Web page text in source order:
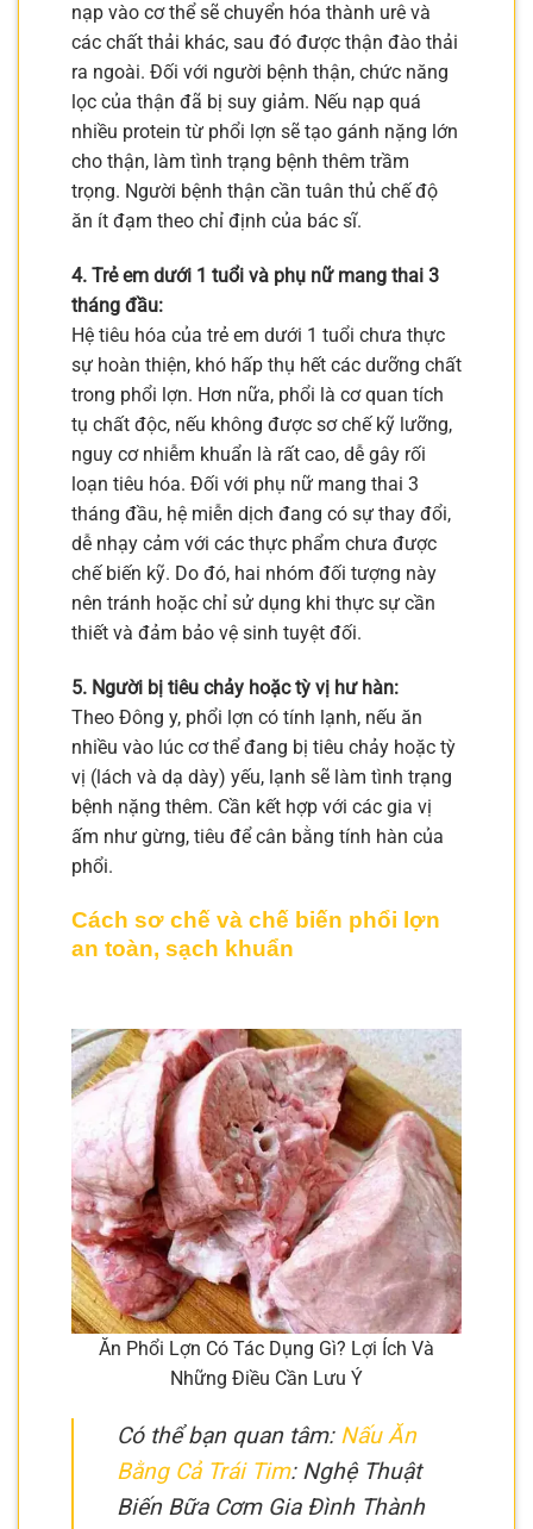
nạp vào cơ thể sẽ chuyển hóa thành urê và
các chất thải khác, sau đó được thận đào thải
ra ngoài. Đối với người bệnh thận, chức năng
lọc của thận đã bị suy giảm. Nếu nạp quá
nhiều protein từ phổi lợn sẽ tạo gánh nặng lớn
cho thận, làm tình trạng bệnh thêm trầm
trọng. Người bệnh thận cần tuân thủ chế độ
ăn ít đạm theo chỉ định của bác sĩ.
4. Trẻ em dưới 1 tuổi và phụ nữ mang thai 3
tháng đầu:
Hệ tiêu hóa của trẻ em dưới 1 tuổi chưa thực
sự hoàn thiện, khó hấp thụ hết các dưỡng chất
trong phổi lợn. Hơn nữa, phổi là cơ quan tích
tụ chất độc, nếu không được sơ chế kỹ lưỡng,
nguy cơ nhiễm khuẩn là rất cao, dễ gây rối
loạn tiêu hóa. Đối với phụ nữ mang thai 3
tháng đầu, hệ miễn dịch đang có sự thay đổi,
dễ nhạy cảm với các thực phẩm chưa được
chế biến kỹ. Do đó, hai nhóm đối tượng này
nên tránh hoặc chỉ sử dụng khi thực sự cần
thiết và đảm bảo vệ sinh tuyệt đối.
5. Người bị tiêu chảy hoặc tỳ vị hư hàn:
Theo Đông y, phổi lợn có tính lạnh, nếu ăn
nhiều vào lúc cơ thể đang bị tiêu chảy hoặc tỳ
vị (lách và dạ dày) yếu, lạnh sẽ làm tình trạng
bệnh nặng thêm. Cần kết hợp với các gia vị
ấm như gừng, tiêu để cân bằng tính hàn của
phổi.
Cách sơ chế và chế biến phổi lợn
an toàn, sạch khuẩn
Ăn Phổi Lợn Có Tác Dụng Gì? Lợi Ích Và
Những Điều Cần Lưu Ý
Có thể bạn quan tâm: Nấu Ăn
Bằng Cả Trái Tim: Nghệ Thuật
Biến Bữa Cơm Gia Đình Thành